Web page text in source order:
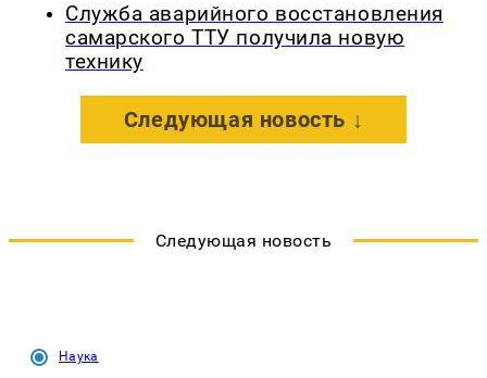
Служба аварийного восстановления
самарского ТТУ получила новую
технику
Следующая новость ↓
Следующая новость
Наука